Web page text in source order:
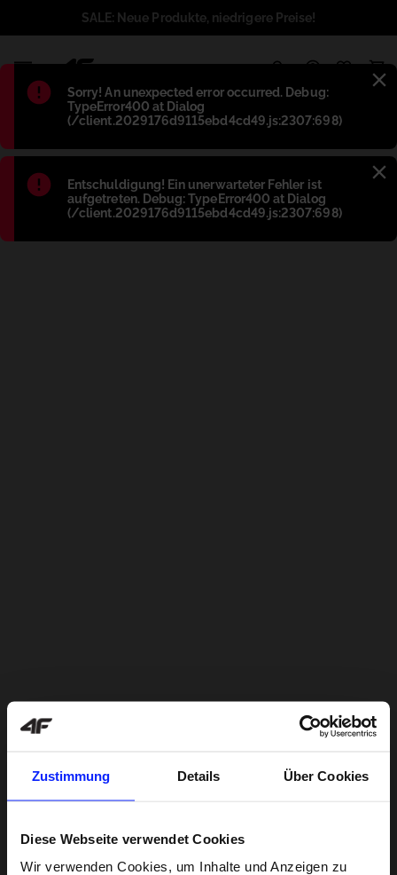
Zustimmung Details Über Cookies
Diese Webseite verwendet Cookies
Wir verwenden Cookies, um Inhalte und Anzeigen zu
Błąd:
Sorry! An unexpected error occurred. Debug:
TypeError400 at Dialog
(/client.2029176d9115ebd4cd49.js:2307:698)
Błąd:
Entschuldigung! Ein unerwarteter Fehler ist
aufgetreten. Debug: TypeError400 at Dialog
(/client.2029176d9115ebd4cd49.js:2307:698)
SALE: Neue Produkte, niedrigere Preise!